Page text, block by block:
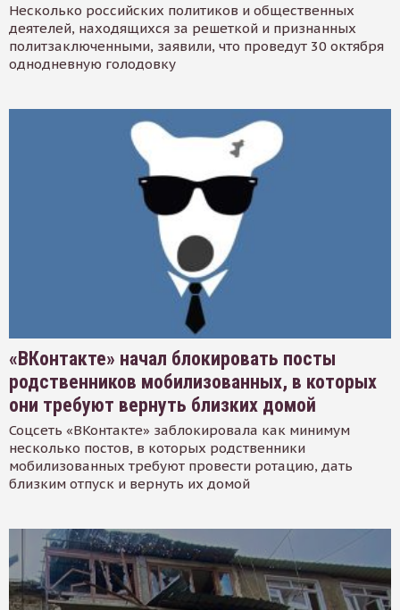
Несколько российских политиков и общественных
деятелей, находящихся за решеткой и признанных
политзаключенными, заявили, что проведут 30 октября
однодневную голодовку
«ВКонтакте» начал блокировать посты
родственников мобилизованных, в которых
они требуют вернуть близких домой
Соцсеть «ВКонтакте» заблокировала как минимум
несколько постов, в которых родственники
мобилизованных требуют провести ротацию, дать
близким отпуск и вернуть их домой